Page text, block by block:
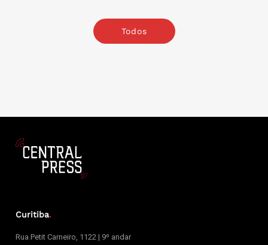
Todos
Curitiba.
Rua Petit Carneiro, 1122 | 9º andar